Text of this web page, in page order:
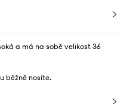
a má na sobě velikost 36
běžně nosíte.